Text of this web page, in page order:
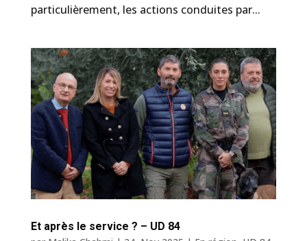
particulièrement, les actions conduites par...
Et après le service ? – UD 84